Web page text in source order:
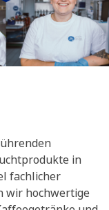
in
fachlicher
wir hochwertige